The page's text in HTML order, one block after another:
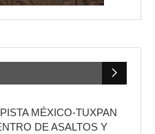
MÉXICO-TUXPAN
DE ASALTOS Y